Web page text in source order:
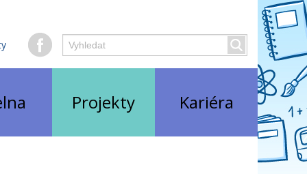
Hledaný
text
Vyhledat
Projekty Kariéra